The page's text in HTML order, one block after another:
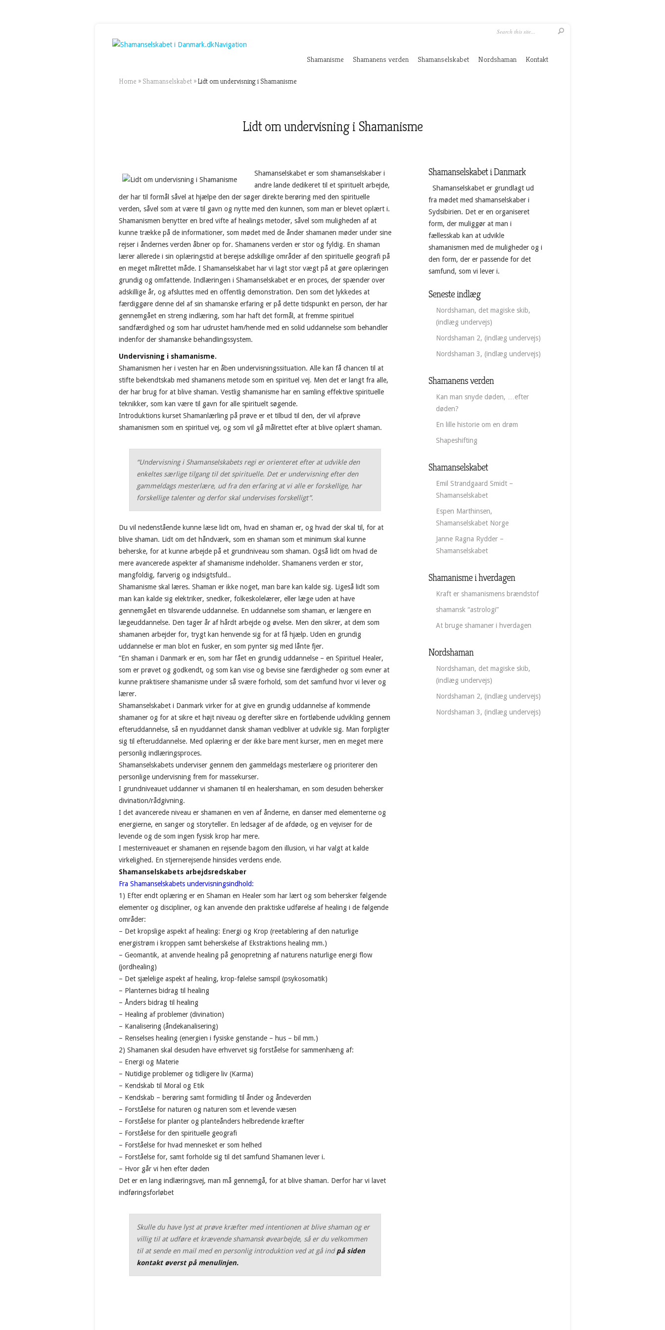
Navigation
Shamanisme Shamanens verden Shamanselskabet Nordshaman Kontakt
Home » Shamanselskabet »Lidt om undervisning i Shamanisme
Lidt om undervisning i Shamanisme
Shamanselskabet er som shamanselskaber i
andre lande dedikeret til et spirituelt arbejde,
der har til formål såvel at hjælpe den der søger direkte berøring med den spirituelle
verden, såvel som at være til gavn og nytte med den kunnen, som man er blevet oplært i.
Shamanismen benytter en bred vifte af healings metoder, såvel som muligheden af at
kunne trække på de informationer, som mødet med de ånder shamanen møder under sine
rejser i åndernes verden åbner op for. Shamanens verden er stor og fyldig. En shaman
lærer allerede i sin oplæringstid at berejse adskillige områder af den spirituelle geografi på
en meget målrettet måde. I Shamanselskabet har vi lagt stor vægt på at gøre oplæringen
grundig og omfattende. Indlæringen i Shamanselskabet er en proces, der spænder over
adskillige år, og afsluttes med en offentlig demonstration. Den som det lykkedes at
færdiggøre denne del af sin shamanske erfaring er på dette tidspunkt en person, der har
gennemgået en streng indlæring, som har haft det formål, at fremme spirituel
sandfærdighed og som har udrustet ham/hende med en solid uddannelse som behandler
indenfor der shamanske behandlingssystem.
Undervisning i shamanisme.
Shamanismen her i vesten har en åben undervisningssituation. Alle kan få chancen til at
stifte bekendtskab med shamanens metode som en spirituel vej. Men det er langt fra alle,
der har brug for at blive shaman. Vestlig shamanisme har en samling effektive spirituelle
teknikker, som kan være til gavn for alle spirituelt søgende.
Introduktions kurset Shamanlærling på prøve er et tilbud til den, der vil afprøve
shamanismen som en spirituel vej, og som vil gå målrettet efter at blive oplært shaman.
“Undervisning i Shamanselskabets regi er orienteret efter at udvikle den
enkeltes særlige tilgang til det spirituelle. Det er undervisning efter den
gammeldags mesterlære, ud fra den erfaring at vi alle er forskellige, har
forskellige talenter og derfor skal undervises forskelligt”.
Du vil nedenstående kunne læse lidt om, hvad en shaman er, og hvad der skal til, for at
blive shaman. Lidt om det håndværk, som en shaman som et minimum skal kunne
beherske, for at kunne arbejde på et grundniveau som shaman. Også lidt om hvad de
mere avancerede aspekter af shamanisme indeholder. Shamanens verden er stor,
mangfoldig, farverig og indsigtsfuld..
Shamanisme skal læres. Shaman er ikke noget, man bare kan kalde sig. Ligeså lidt som
man kan kalde sig elektriker, snedker, folkeskolelærer, eller læge uden at have
gennemgået en tilsvarende uddannelse. En uddannelse som shaman, er længere en
lægeuddannelse. Den tager år af hårdt arbejde og øvelse. Men den sikrer, at dem som
shamanen arbejder for, trygt kan henvende sig for at få hjælp. Uden en grundig
uddannelse er man blot en fusker, en som pynter sig med lånte fjer.
“En shaman i Danmark er en, som har fået en grundig uddannelse – en Spirituel Healer,
som er prøvet og godkendt, og som kan vise og bevise sine færdigheder og som evner at
kunne praktisere shamanisme under så svære forhold, som det samfund hvor vi lever og
lærer.
Shamanselskabet i Danmark virker for at give en grundig uddannelse af kommende
shamaner og for at sikre et højt niveau og derefter sikre en fortløbende udvikling gennem
efteruddannelse, så en nyuddannet dansk shaman vedbliver at udvikle sig. Man forpligter
sig til efteruddannelse. Med oplæring er der ikke bare ment kurser, men en meget mere
personlig indlæringsproces.
Shamanselskabets underviser gennem den gammeldags mesterlære og prioriterer den
personlige undervisning frem for massekurser.
I grundniveauet uddanner vi shamanen til en healershaman, en som desuden behersker
divination/rådgivning.
I det avancerede niveau er shamanen en ven af ånderne, en danser med elementerne og
energierne, en sanger og storyteller. En ledsager af de afdøde, og en vejviser for de
levende og de som ingen fysisk krop har mere.
I mesterniveauet er shamanen en rejsende bagom den illusion, vi har valgt at kalde
virkelighed. En stjernerejsende hinsides verdens ende.
Shamanselskabets arbejdsredskaber
Fra Shamanselskabets undervisningsindhold:
1) Efter endt oplæring er en Shaman en Healer som har lært og som behersker følgende
elementer og discipliner, og kan anvende den praktiske udførelse af healing i de følgende
områder:
– Det kropslige aspekt af healing: Energi og Krop (reetablering af den naturlige
energistrøm i kroppen samt beherskelse af Ekstraktions healing mm.)
– Geomantik, at anvende healing på genopretning af naturens naturlige energi flow
(jordhealing)
– Det sjælelige aspekt af healing, krop-følelse samspil (psykosomatik)
– Planternes bidrag til healing
– Ånders bidrag til healing
– Healing af problemer (divination)
– Kanalisering (åndekanalisering)
– Renselses healing (energien i fysiske genstande – hus – bil mm.)
2) Shamanen skal desuden have erhvervet sig forståelse for sammenhæng af:
– Energi og Materie
– Nutidige problemer og tidligere liv (Karma)
– Kendskab til Moral og Etik
– Kendskab – berøring samt formidling til ånder og åndeverden
– Forståelse for naturen og naturen som et levende væsen
– Forståelse for planter og planteånders helbredende kræfter
– Forståelse for den spirituelle geografi
– Forståelse for hvad mennesket er som helhed
– Forståelse for, samt forholde sig til det samfund Shamanen lever i.
– Hvor går vi hen efter døden
Det er en lang indlæringsvej, man må gennemgå, for at blive shaman. Derfor har vi lavet
indføringsforløbet
Skulle du have lyst at prøve kræfter med intentionen at blive shaman og er
villig til at udføre et krævende shamansk øvearbejde, så er du velkommen
til at sende en mail med en personlig introduktion ved at gå indpå siden
kontakt øverst på menulinjen.
Shamanselskabet i Danmark
Shamanselskabet er grundlagt ud
fra mødet med shamanselskaber i
Sydsibirien. Det er en organiseret
form, der muliggør at man i
fællesskab kan at udvikle
shamanismen med de muligheder og i
den form, der er passende for det
samfund, som vi lever i.
Seneste indlæg
Nordshaman, det magiske skib,
(indlæg undervejs)
Nordshaman 2, (indlæg undervejs)
Nordshaman 3, (indlæg undervejs)
Shamanens verden
Kan man snyde døden, …efter
døden?
En lille historie om en drøm
Shapeshifting
Shamanselskabet
Emil Strandgaard Smidt –
Shamanselskabet
Espen Marthinsen,
Shamanselskabet Norge
Janne Ragna Rydder –
Shamanselskabet
Shamanisme i hverdagen
Kraft er shamanismens brændstof
shamansk “astrologi”
At bruge shamaner i hverdagen
Nordshaman
Nordshaman, det magiske skib,
(indlæg undervejs)
Nordshaman 2, (indlæg undervejs)
Nordshaman 3, (indlæg undervejs)